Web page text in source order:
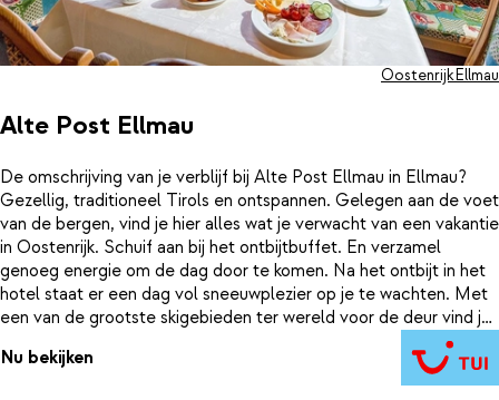
Alte Post Ellmau
OostenrijkEllmau
De omschrijving van je verblijf bij Alte Post Ellmau in Ellmau?
Gezellig, traditioneel Tirols en ontspannen. Gelegen aan de voet
van de bergen, vind je hier alles wat je verwacht van een vakantie
in Oostenrijk. Schuif aan bij het ontbijtbuffet. En verzamel
genoeg energie om de dag door te komen. Na het ontbijt in het
hotel staat er een dag vol sneeuwplezier op je te wachten. Met
een van de grootste skigebieden ter wereld voor de deur vind je
hier een waar winterparadijs. Van 288 kilometer aan skipistes tot
rodelbanen. Hier is altijd genoeg te doen. En aan het eind van de
dag? Dan ga je met de voetjes omhoog in je comfortabele en
Nu bekijken